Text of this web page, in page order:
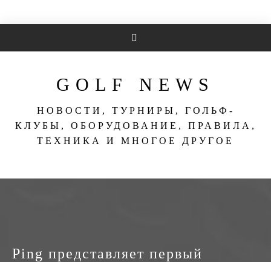
GOLF NEWS
НОВОСТИ, ТУРНИРЫ, ГОЛЬФ-
КЛУБЫ, ОБОРУДОВАНИЕ, ПРАВИЛА,
ТЕХНИКА И МНОГОЕ ДРУГОЕ
Ping представляет первый